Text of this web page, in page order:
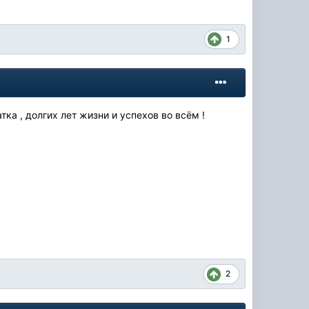
1
, долгих лет жизни и успехов во всём !
2